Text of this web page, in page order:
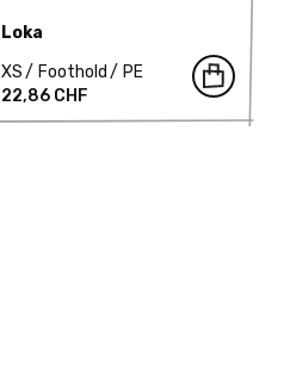
Loka
XS
Foothold
PE
22,86 CHF